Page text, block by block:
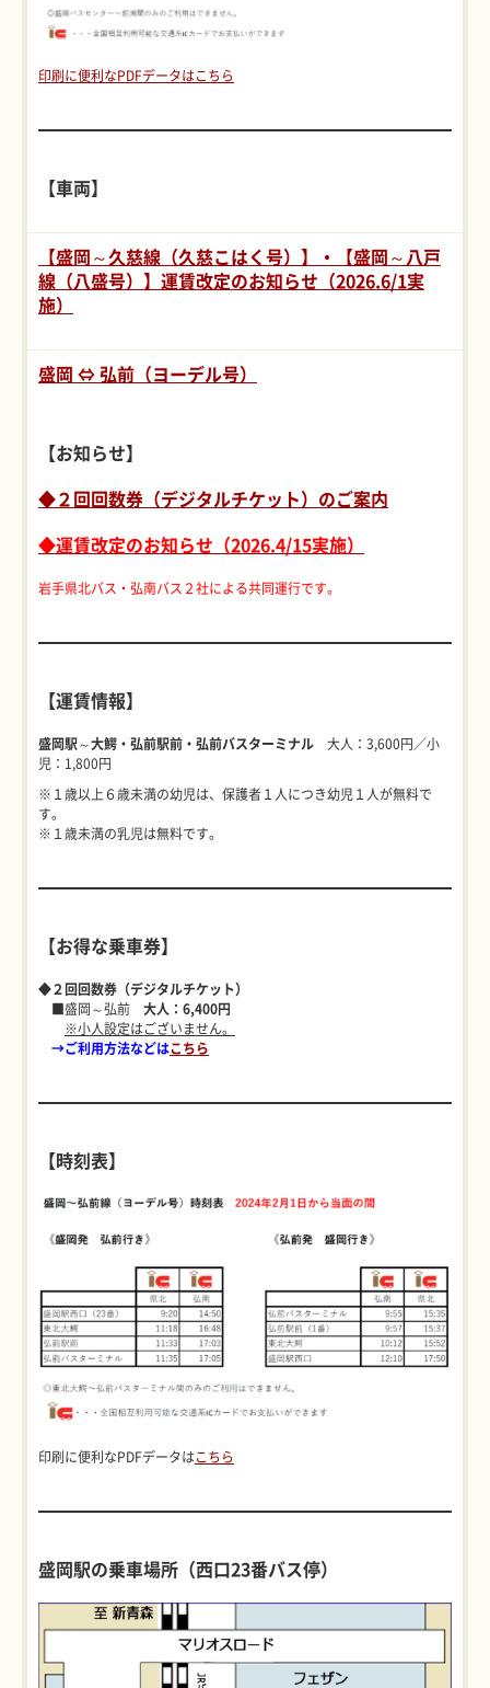
印刷に便利なPDFデータはこちら
【車両】
【盛岡～久慈線（久慈こはく号）】・【盛岡～八戸
線（八盛号）】運賃改定のお知らせ（2026.6/1実
施）
盛岡 ⇔ 弘前（ヨーデル号）
【お知らせ】
◆２回回数券（デジタルチケット）のご案内
◆運賃改定のお知らせ（2026.4/15実施）
岩手県北バス・弘南バス２社による共同運行です。
【運賃情報】
盛岡駅～大鰐・弘前駅前・弘前バスターミナル 大人：3,600円／小
児：1,800円
※１歳以上６歳未満の幼児は、保護者１人につき幼児１人が無料で
す。
※１歳未満の乳児は無料です。
【お得な乗車券】
◆２回回数券（デジタルチケット）
■盛岡～弘前 大人：6,400円
※小人設定はございません。
→ご利用方法などはこちら
【時刻表】
印刷に便利なPDFデータはこちら
盛岡駅の乗車場所（西口23番バス停）